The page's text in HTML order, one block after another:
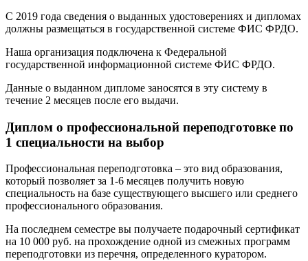
С 2019 года сведения о выданных удостоверениях и дипломах
должны размещаться в государственной системе ФИС ФРДО.
Наша организация подключена к Федеральной
государственной информационной системе ФИС ФРДО.
Данные о выданном дипломе заносятся в эту систему в
течение 2 месяцев после его выдачи.
Диплом о профессиональной переподготовке по
1 специальности на выбор
Профессиональная переподготовка – это вид образования,
который позволяет за 1-6 месяцев получить новую
специальность на базе существующего высшего или среднего
профессионального образования.
На последнем семестре вы получаете подарочный сертификат
на 10 000 руб. на прохождение одной из смежных программ
переподготовки из перечня, определенного куратором.